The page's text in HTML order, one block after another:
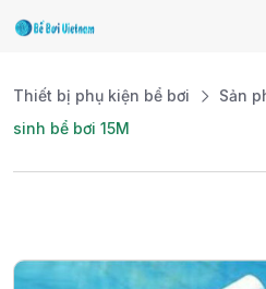
Thiết bị phụ kiện bể bơi Sản
sinh bể bơi 15M